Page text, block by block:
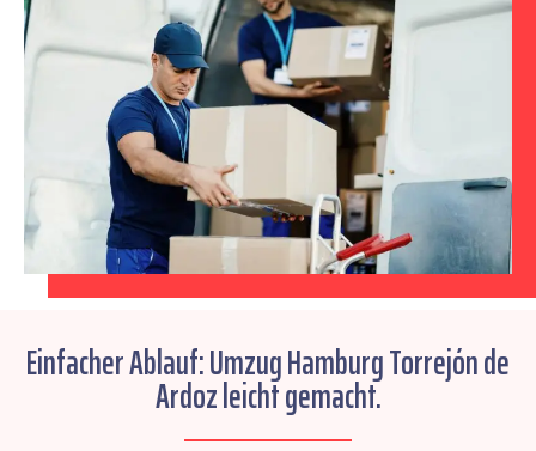
Einfacher Ablauf: Umzug Hamburg Torrejón de
Ardoz leicht gemacht.